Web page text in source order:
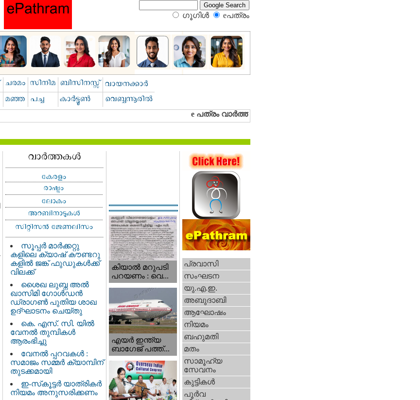
ഗൂഗിള്‍ eപത്രം‍
സൂപ്പർ മാർക്കറ്റു
കളിലെ ക്യാഷ് കൗണ്ടറു
കളിൽ ജങ്ക് ഫുഡുകൾക്ക്
വിലക്ക്
ശൈഖ ലുബ്ന അൽ
ഖാസിമി ഗോൾഡൻ
ഡ്രാഗൺ പുതിയ ശാഖ
ഉദ്ഘാടനം ചെയ്തു
കെ. എസ്. സി. യിൽ
വേനൽ തുമ്പികൾ
ആരംഭിച്ചു
വേനൽ പ്പറവകൾ :
സമാജം സമ്മർ ക്യാമ്പിന്
തുടക്കമായി
ഇ-സ്‌കൂട്ടർ യാത്രികർ
നിയമം അനുസരിക്കണം
കിയാല്‍ മറുപടി
പറയണം : വെ...
എയര്‍ ഇന്ത്യ
ബാഗേജ് പത്ത്...
പ്രവാസി
സംഘടന
യു.എ.ഇ.
അബുദാബി
ആഘോഷം
നിയമം
ബഹുമതി
മതം
സാമൂഹ്യ
സേവനം
കുട്ടികള്‍
പൂര്‍വ